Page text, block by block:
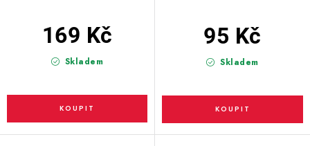
Skladem
169 Kč
Skladem
95 Kč